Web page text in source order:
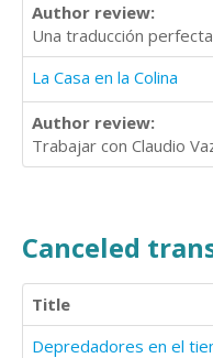
Author review:
Una traducción
La Casa en la Colina
Author review:
Trabajar con Claudio
Canceled
Title
Depredadores en el